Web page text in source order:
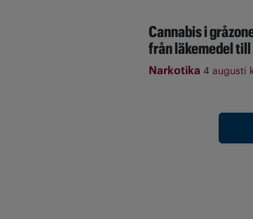
Cannabis i
från läkemedel
Narkotika 4 augusti